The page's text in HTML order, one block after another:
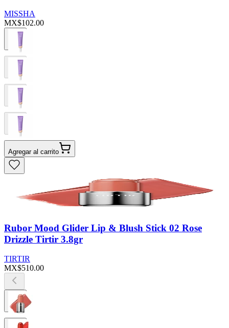
MISSHA
MX$102.00
Agregar al carrito
Rubor Mood Glider Lip & Blush Stick 02 Rose
Drizzle Tirtir 3.8gr
TIRTIR
MX$510.00